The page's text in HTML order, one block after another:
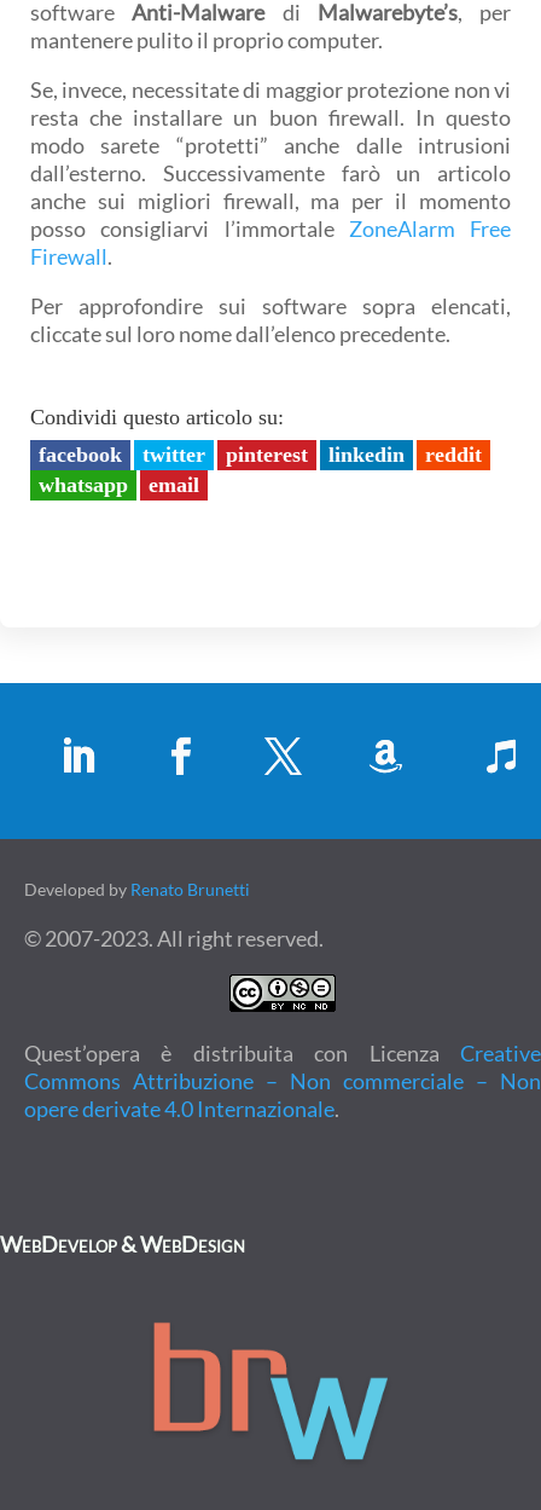
softwareAnti-Malwaredi Malwarebyte’s, per
mantenere pulito il proprio computer.
Se, invece, necessitate di maggior protezione non vi
resta che installare un buon firewall. In questo
modo sarete “protetti” anche dalle intrusioni
dall’esterno. Successivamente farò un articolo
anche sui migliori firewall, ma per il momento
posso consigliarvi l’immortale ZoneAlarm Free
Firewall.
Per approfondire sui software sopra elencati,
cliccate sul loro nome dall’elenco precedente.
Condividi questo articolo su:
facebook
twitter pinterest linkedin
reddit
whatsapp
email
Developed by Renato Brunetti
© 2007-2023. All right reserved.
Quest’opera è distribuita con Licenza Creative
Commons Attribuzione – Non commerciale – Non
opere derivate 4.0 Internazionale.
WebDevelop & WebDesign